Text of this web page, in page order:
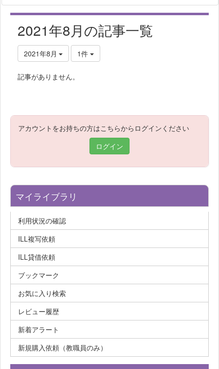
2021年8月の記事一覧
2021年8月 1件
記事がありません。
アカウントをお持ちの方はこちらからログインください
ログイン
マイライブラリ
利用状況の確認
ILL複写依頼
ILL貸借依頼
ブックマーク
お気に入り検索
レビュー履歴
新着アラート
新規購入依頼（教職員のみ）